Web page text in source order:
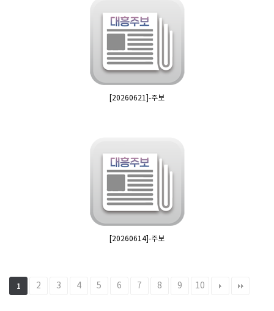
[20260621]-주보
[20260614]-주보
1 2 3 4 5 6 7 8 9 10